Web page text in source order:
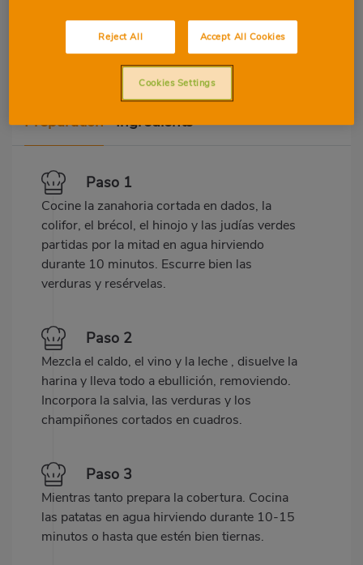
Protein
Fat
Preparation Ingredients
Paso 1
Cocine la zanahoria cortada en dados, la
colifor, el brécol, el hinojo y las judías verdes
partidas por la mitad en agua hirviendo
durante 10 minutos. Escurre bien las
verduras y resérvelas.
Paso 2
Mezcla el caldo, el vino y la leche , disuelve la
harina y lleva todo a ebullición, removiendo.
Incorpora la salvia, las verduras y los
champiñones cortados en cuadros.
Paso 3
Mientras tanto prepara la cobertura. Cocina
las patatas en agua hirviendo durante 10-15
minutos o hasta que estén bien tiernas.
Reject All Accept All Cookies
Cookies Settings